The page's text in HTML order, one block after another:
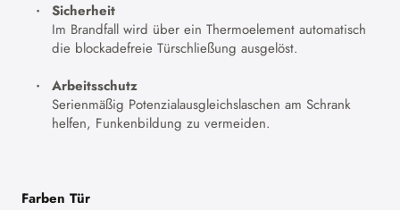
Sicherheit
Im Brandfall wird über ein Thermoelement automatisch
die blockadefreie Türschließung ausgelöst.
Arbeitsschutz
Serienmäßig Potenzialausgleichslaschen am Schrank
helfen, Funkenbildung zu vermeiden.
Farben Tür